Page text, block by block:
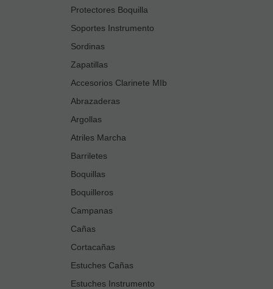
Protectores Boquilla
Soportes Instrumento
Sordinas
Zapatillas
Accesorios Clarinete MIb
Abrazaderas
Argollas
Atriles Marcha
Barriletes
Boquillas
Boquilleros
Campanas
Cañas
Cortacañas
Estuches Cañas
Estuches Instrumento